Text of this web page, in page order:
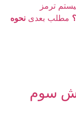
ترمز
مطلب بعدی نحوه
سوم